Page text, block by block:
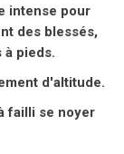
intense pour
des blessés,
à pieds.
d'altitude.
failli se noyer